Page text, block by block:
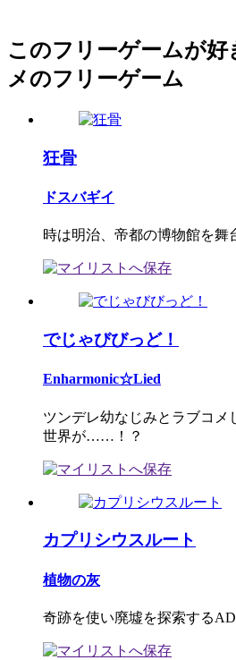
このフリーゲームが好
メのフリーゲーム
狂骨
ドスバギイ
時は明治、帝都の博物館を舞
でじゃびびっど！
Enharmonic☆Lied
ツンデレ幼なじみとラブコメ
世界が……！？
カプリシウスルート
植物の灰
奇跡を使い廃墟を探索する